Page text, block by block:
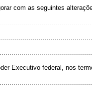
com as seguintes
Executivo federal, nos